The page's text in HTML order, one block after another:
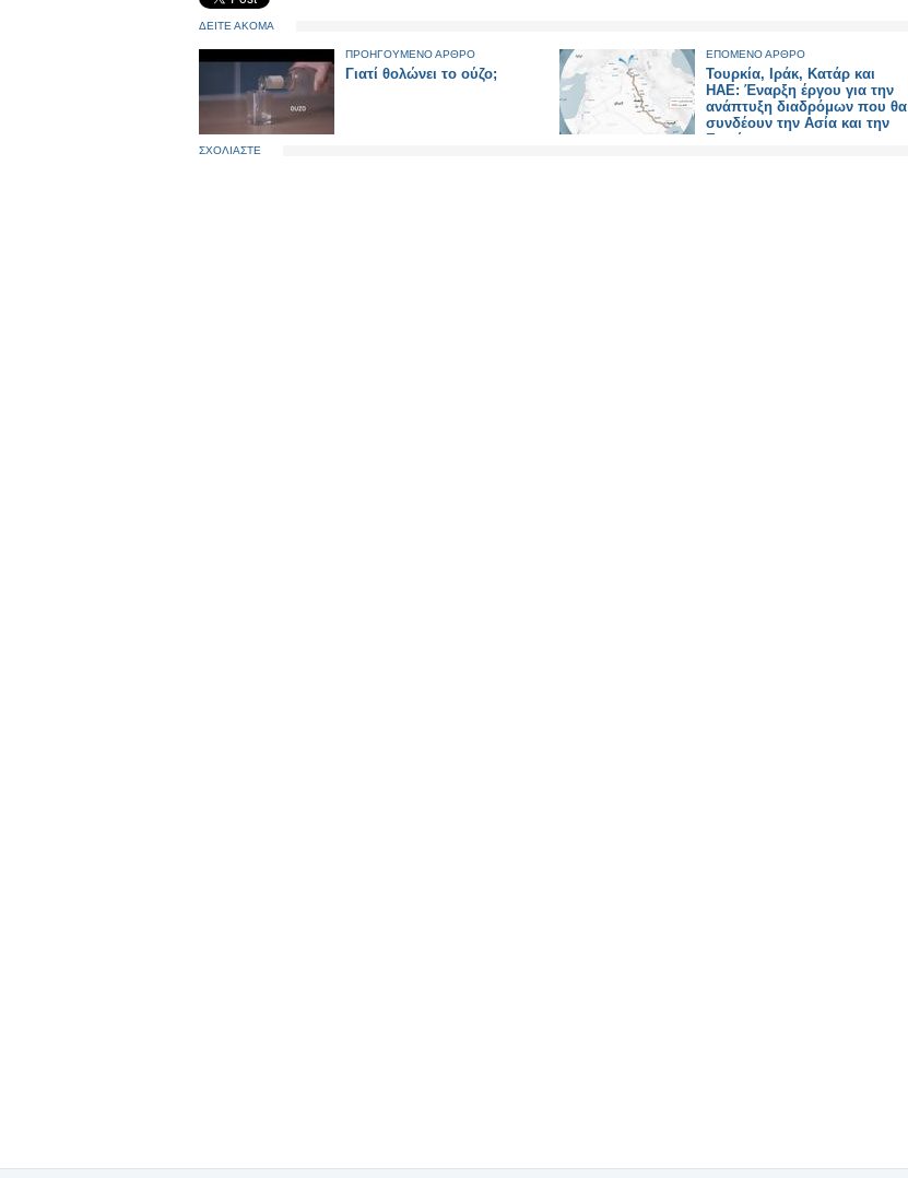
ΔΕΙΤΕ ΑΚΟΜΑ
ΠΡΟΗΓΟΥΜΕΝΟ ΑΡΘΡΟ
Γιατί θολώνει το ούζο;
ΕΠΟΜΕΝΟ ΑΡΘΡΟ
Τουρκία, Ιράκ, Κατάρ και
ΗΑΕ: Έναρξη έργου για την
ανάπτυξη διαδρόμων που θα
συνδέουν την Ασία και την
Ευρώπη
ΣΧΟΛΙΑΣΤΕ